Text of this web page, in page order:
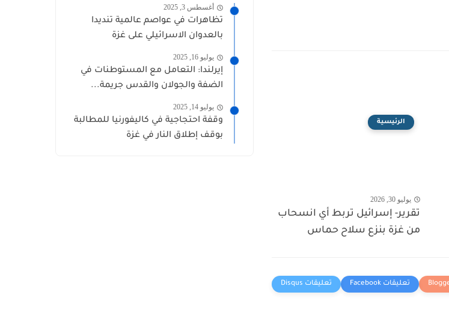
الرئيسية
يوليو 30, 2026
تقرير- إسرائيل تربط أي انسحاب
من غزة بنزع سلاح حماس
أغسطس 3, 2025
تظاهرات في عواصم عالمية تنديدا
بالعدوان الاسرائيلي على غزة
يوليو 16, 2025
إيرلندا: التعامل مع المستوطنات في
الضفة والجولان والقدس جريمة...
يوليو 14, 2025
وقفة احتجاجية في كاليفورنيا للمطالبة
بوقف إطلاق النار في غزة